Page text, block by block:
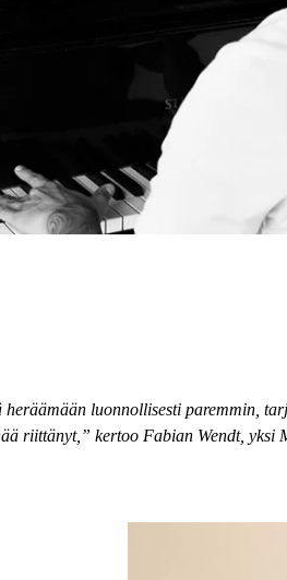
luonnollisesti paremmin,
riittänyt,” kertoo Fabian Wendt, yksi